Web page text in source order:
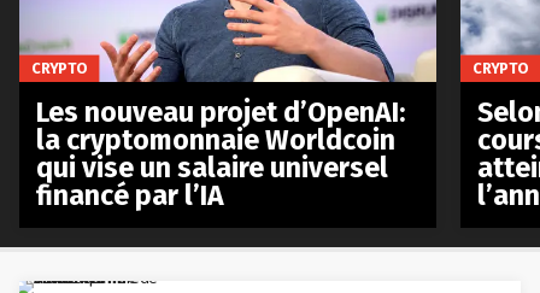
CRYPTO
Les nouveau projet d’OpenAI:
la cryptomonnaie Worldcoin
qui vise un salaire universel
financé par l’IA
CRYPTO